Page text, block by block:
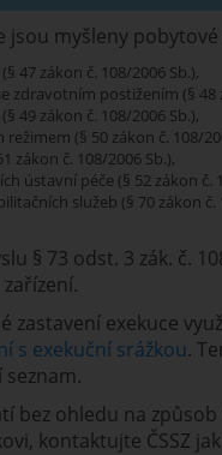
jsou myšleny
47 zákon č. 108/2006 Sb.),
zdravotním postižením (§ 48
49 zákon č. 108/2006 Sb.),
(§ 50 zákon č. 108/
zákon č. 108/2006 Sb.),
ústavní péče (§ 52 zákon č.
služeb (§ 70 zákon č.
§ 73 odst. 3 zák. č.
zastavení exekuce
s exekuční srážkou.
bez ohledu na
kontaktujte ČSSZ